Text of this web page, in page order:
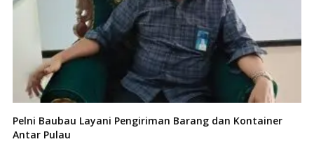
Pelni Baubau Layani Pengiriman Barang dan Kontainer
Antar Pulau